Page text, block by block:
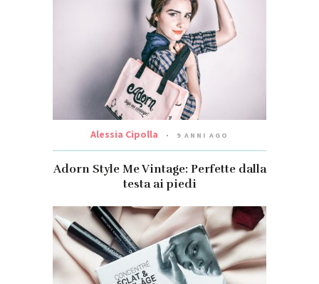
Alessia Cipolla 9 ANNI AGO
Adorn Style Me Vintage: Perfette dalla
testa ai piedi